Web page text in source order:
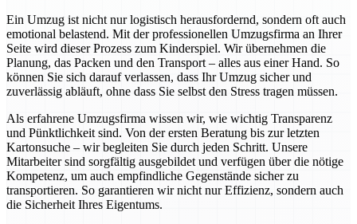
Ein Umzug ist nicht nur logistisch herausfordernd, sondern oft auch
emotional belastend. Mit der professionellen Umzugsfirma an Ihrer
Seite wird dieser Prozess zum Kinderspiel. Wir übernehmen die
Planung, das Packen und den Transport – alles aus einer Hand. So
können Sie sich darauf verlassen, dass Ihr Umzug sicher und
zuverlässig abläuft, ohne dass Sie selbst den Stress tragen müssen.
Als erfahrene Umzugsfirma wissen wir, wie wichtig Transparenz
und Pünktlichkeit sind. Von der ersten Beratung bis zur letzten
Kartonsuche – wir begleiten Sie durch jeden Schritt. Unsere
Mitarbeiter sind sorgfältig ausgebildet und verfügen über die nötige
Kompetenz, um auch empfindliche Gegenstände sicher zu
transportieren. So garantieren wir nicht nur Effizienz, sondern auch
die Sicherheit Ihres Eigentums.